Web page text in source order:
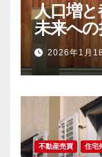
人口増
未来へ
2026年1月
不動産売買 住宅